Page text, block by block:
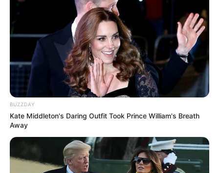
ταυτοποίησης ή δανείζουν τους τραπεζικούς
τους λογαριασμούς, σε μια τελική προσπάθεια
να παταχθεί η ανωνυμία.
Τελευταία νέα
Άκης Σκέρτσος: ‘’ Μην σταματήσουμε να
επενδύουμε στην πρόληψη, η
πυροσβέστες και πιλότους ‘’
Τραγωδία στο Γουδί: 53χρονη γυναίκα
BUZZDAY
Kate Middleton's Daring Outfit Took Prince William's Breath
Away